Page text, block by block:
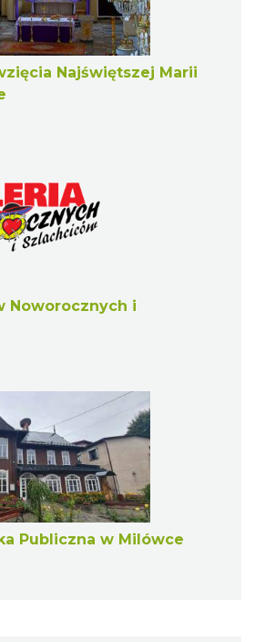
Najświętszej Marii
Noworocznych i
Publiczna w Milówce